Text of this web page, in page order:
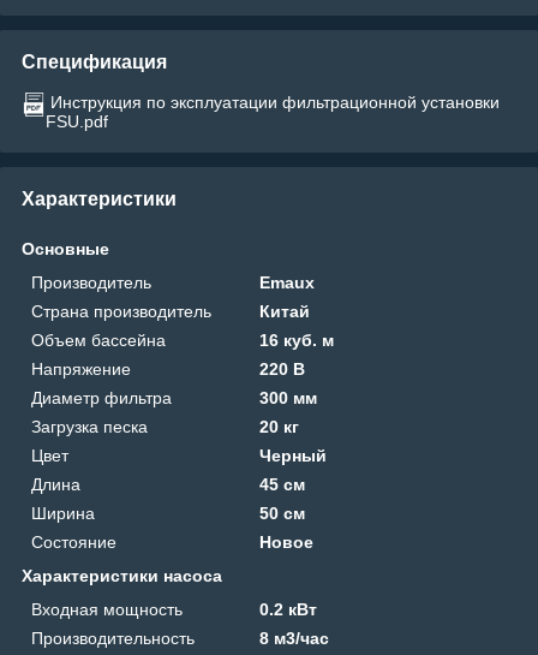
Спецификация
Инструкция по эксплуатации фильтрационной установки
FSU.pdf
Характеристики
Основные
Производитель
Emaux
Страна производитель
Китай
Объем бассейна
16 куб. м
Напряжение
220 В
Диаметр фильтра
300 мм
Загрузка песка
20 кг
Цвет
Черный
Длина
45 см
Ширина
50 см
Состояние
Новое
Характеристики насоса
Входная мощность
0.2 кВт
Производительность
8 м3/час